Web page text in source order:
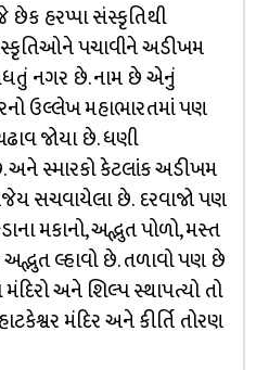
હરપ્પા સંસ્કૃતિથી
પચાવીને અડીખમ
નગર છે. નામ છે એનું
ઉલ્લેખ મહાભારતમાં પણ
જોયા છે. ધણી
સ્મારકો કેટલાંક અડીખમ
સચવાયેલા છે. દરવાજો પણ
મકાનો, અદ્ભુત પોળો, મસ્ત
લ્હાવો છે. તળાવો પણ છે
અને શિલ્પ સ્થાપત્યો તો
મંદિર અને કીર્તિ તોરણ